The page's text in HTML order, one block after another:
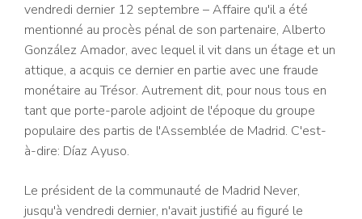
vendredi dernier 12 septembre – Affaire qu'il a été
mentionné au procès pénal de son partenaire, Alberto
González Amador, avec lequel il vit dans un étage et un
attique, a acquis ce dernier en partie avec une fraude
monétaire au Trésor. Autrement dit, pour nous tous en
tant que porte-parole adjoint de l'époque du groupe
populaire des partis de l'Assemblée de Madrid. C'est-
à-dire: Díaz Ayuso.
Le président de la communauté de Madrid Never,
jusqu'à vendredi dernier, n'avait justifié au figuré le